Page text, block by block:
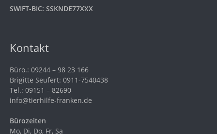
SWIFT-BIC: SSKNDE77XXX
Kontakt
Büro.: 09244 – 98 23 166
Brigitte Seufert: 0911-7540438
Tel.: 09151 – 82690
info@tierhilfe-franken.de
Bürozeiten
Mo, Di, Do, Fr, Sa